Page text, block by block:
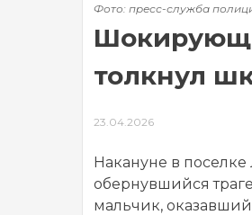
Фото: пресс-служба
толкнул
23.04.2026
Накануне в
обернувшийся
мальчик,